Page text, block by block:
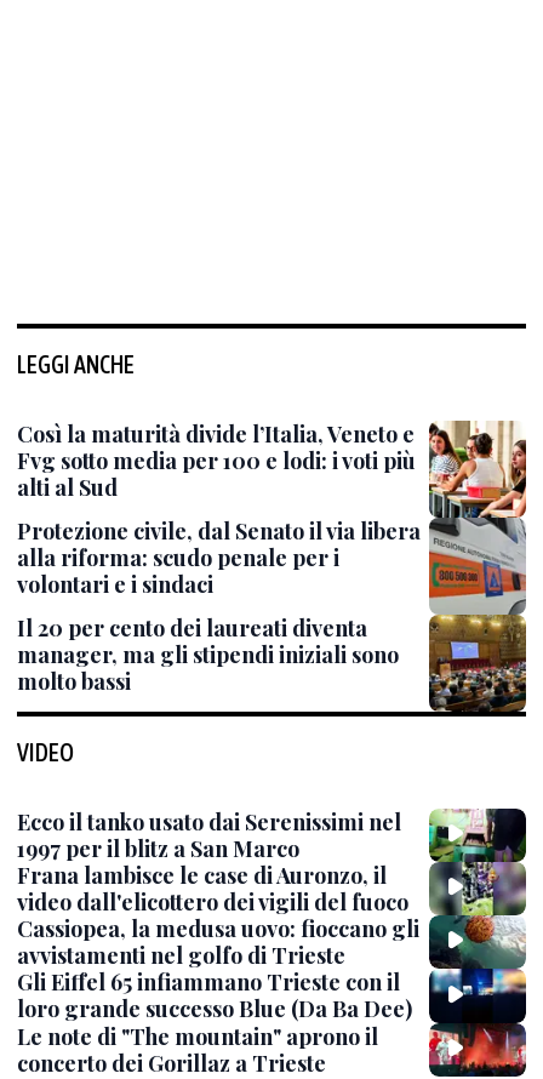
LEGGI ANCHE
Così la maturità divide l’Italia, Veneto e
Fvg sotto media per 100 e lodi: i voti più
alti al Sud
Protezione civile, dal Senato il via libera
alla riforma: scudo penale per i
volontari e i sindaci
Il 20 per cento dei laureati diventa
manager, ma gli stipendi iniziali sono
molto bassi
VIDEO
Ecco il tanko usato dai Serenissimi nel
1997 per il blitz a San Marco
Frana lambisce le case di Auronzo, il
video dall'elicottero dei vigili del fuoco
Cassiopea, la medusa uovo: fioccano gli
avvistamenti nel golfo di Trieste
Gli Eiffel 65 infiammano Trieste con il
loro grande successo Blue (Da Ba Dee)
Le note di "The mountain" aprono il
concerto dei Gorillaz a Trieste